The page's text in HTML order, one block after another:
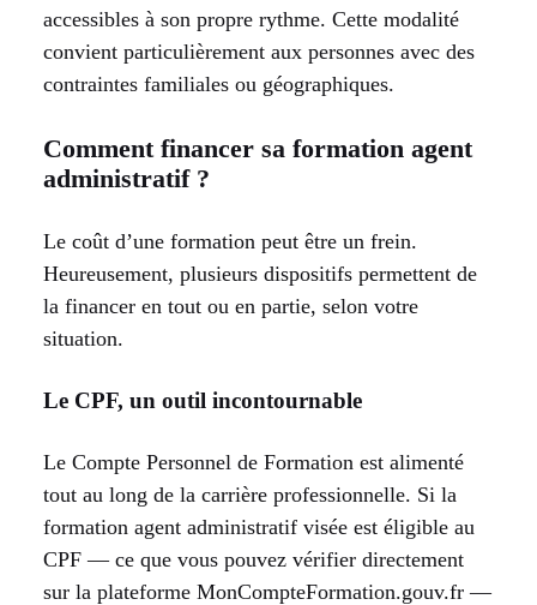
accessibles à son propre rythme. Cette modalité
convient particulièrement aux personnes avec des
contraintes familiales ou géographiques.
Comment financer sa formation agent
administratif ?
Le coût d’une formation peut être un frein.
Heureusement, plusieurs dispositifs permettent de
la financer en tout ou en partie, selon votre
situation.
Le CPF, un outil incontournable
Le Compte Personnel de Formation est alimenté
tout au long de la carrière professionnelle. Si la
formation agent administratif visée est éligible au
CPF — ce que vous pouvez vérifier directement
sur la plateforme MonCompteFormation.gouv.fr —